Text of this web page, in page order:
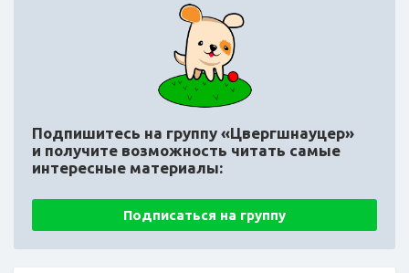
Подпишитесь на группу «Цвергшнауцер»
и получите возможность читать самые
интересные материалы:
Подписаться на группу